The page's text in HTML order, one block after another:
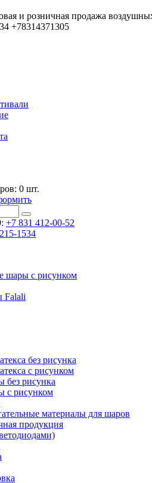
и розничная продажа
+78314371305
0 шт.
+7 831 412-00-52
1534
шары с рисунком
Falali
без рисунка
с рисунком
без рисунка
с рисунком
материалы для шаров
продукция